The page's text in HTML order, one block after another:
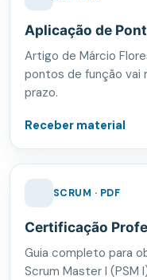
Aplicação de
Artigo de Márcio
pontos de função vai
prazo.
Receber material
SCRUM · PDF
Certificação
Guia completo para
Scrum Master I (PSM